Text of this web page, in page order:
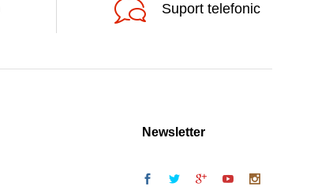
Suport telefonic
Newsletter